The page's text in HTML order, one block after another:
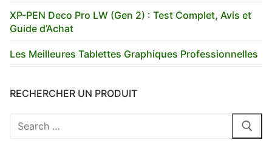
XP-PEN Deco Pro LW (Gen 2) : Test Complet, Avis et
Guide d’Achat
Les Meilleures Tablettes Graphiques Professionnelles
RECHERCHER UN PRODUIT
Rechercher